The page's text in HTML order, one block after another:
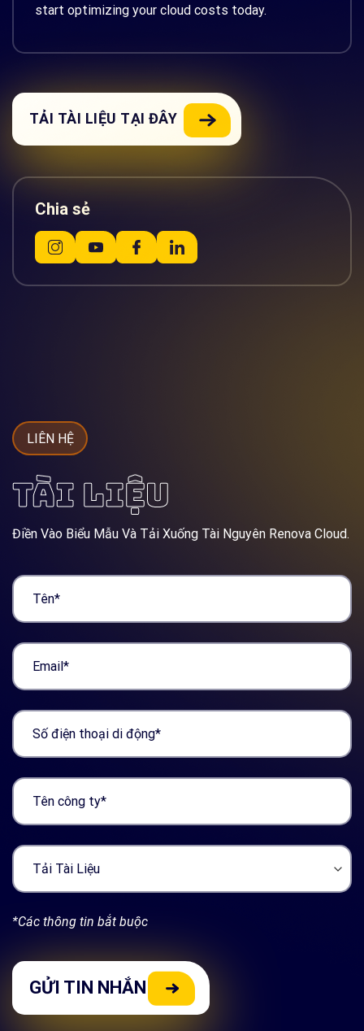
start optimizing your cloud costs today.
TẢI TÀI LIỆU TẠI ĐÂY
Chia sẻ
LIÊN HỆ
TÀI LIỆU
Điền Vào Biểu Mẫu Và Tải Xuống Tài Nguyên Renova Cloud.
*Các thông tin bắt buộc